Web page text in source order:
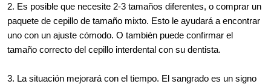
2. Es posible que necesite 2-3 tamaños diferentes, o comprar un
paquete de cepillo de tamaño mixto. Esto le ayudará a encontrar
uno con un ajuste cómodo. O también puede confirmar el
tamaño correcto del cepillo interdental con su dentista.
3. La situación mejorará con el tiempo. El sangrado es un signo